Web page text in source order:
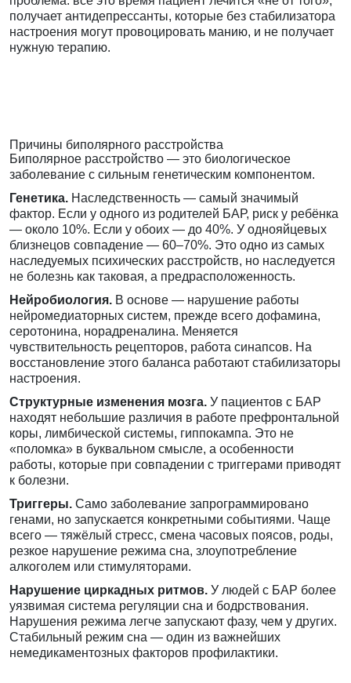
получает антидепрессанты, которые без стабилизатора
настроения могут провоцировать манию, и не получает
нужную терапию.
Причины биполярного расстройства
Биполярное расстройство — это биологическое
заболевание с сильным генетическим компонентом.
Генетика. Наследственность — самый значимый
фактор. Если у одного из родителей БАР, риск у ребёнка
— около 10%. Если у обоих — до 40%. У однояйцевых
близнецов совпадение — 60–70%. Это одно из самых
наследуемых психических расстройств, но наследуется
не болезнь как таковая, а предрасположенность.
Нейробиология. В основе — нарушение работы
нейромедиаторных систем, прежде всего дофамина,
серотонина, норадреналина. Меняется
чувствительность рецепторов, работа синапсов. На
восстановление этого баланса работают стабилизаторы
настроения.
Структурные изменения мозга. У пациентов с БАР
находят небольшие различия в работе префронтальной
коры, лимбической системы, гиппокампа. Это не
«поломка» в буквальном смысле, а особенности
работы, которые при совпадении с триггерами приводят
к болезни.
Триггеры. Само заболевание запрограммировано
генами, но запускается конкретными событиями. Чаще
всего — тяжёлый стресс, смена часовых поясов, роды,
резкое нарушение режима сна, злоупотребление
алкоголем или стимуляторами.
Нарушение циркадных ритмов. У людей с БАР более
уязвимая система регуляции сна и бодрствования.
Нарушения режима легче запускают фазу, чем у других.
Стабильный режим сна — один из важнейших
немедикаментозных факторов профилактики.